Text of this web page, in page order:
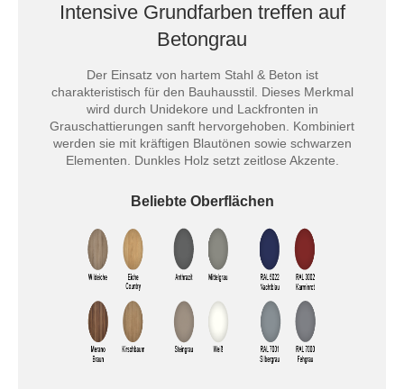
Intensive Grundfarben treffen auf
Betongrau
Der Einsatz von hartem Stahl & Beton ist
charakteristisch für den Bauhausstil. Dieses Merkmal
wird durch Unidekore und Lackfronten in
Grauschattierungen sanft hervorgehoben. Kombiniert
werden sie mit kräftigen Blautönen sowie schwarzen
Elementen. Dunkles Holz setzt zeitlose Akzente.
Beliebte Oberflächen